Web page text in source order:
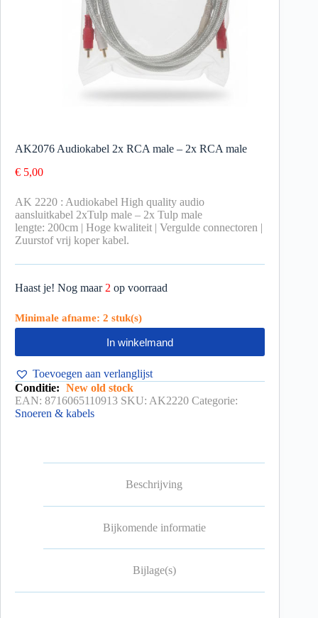
AK2076 Audiokabel 2x RCA male – 2x RCA male
€ 5,00
AK 2220 : Audiokabel High quality audio
aansluitkabel 2xTulp male – 2x Tulp male
lengte: 200cm | Hoge kwaliteit | Vergulde connectoren |
Zuurstof vrij koper kabel.
Haast je! Nog maar 2 op voorraad
Minimale afname: 2 stuk(s)
In winkelmand
Toevoegen aan verlanglijst
Conditie: New old stock
EAN: 8716065110913 SKU: AK2220 Categorie:
Snoeren & kabels
Beschrijving
Bijkomende informatie
Bijlage(s)